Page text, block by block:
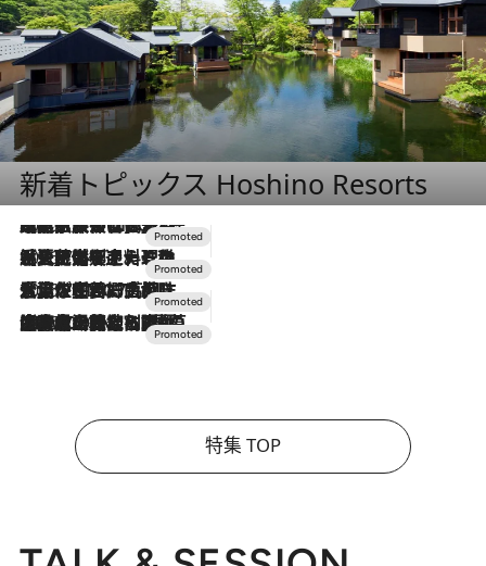
新着トピックス Hoshino Resorts
2026.7.31
【ホテル帰省】という選択肢をOMOが提案。家族とほどよい距離を保つには「昼は実家、夜は気兼ねなくホテルで！」
2026.7.24
【夏限定ディナーコース】旬を迎える稚鮎や花ズッキーニなどをイタリア・トスカーナの郷土料理の手法で満喫！
2026.7.17
「土佐和ハーブかき氷」がOMO7高知に登場！生姜、山椒、大葉など目にも舌にも涼を呼ぶ郷土の味
2026.7.10
NEW OPEN！【界 草津】名湯の地に誕生。趣の異なる2種の温泉と上州ならではの会席・蕎麦割烹など美食を味わう究極の癒やし旅
特集 TOP